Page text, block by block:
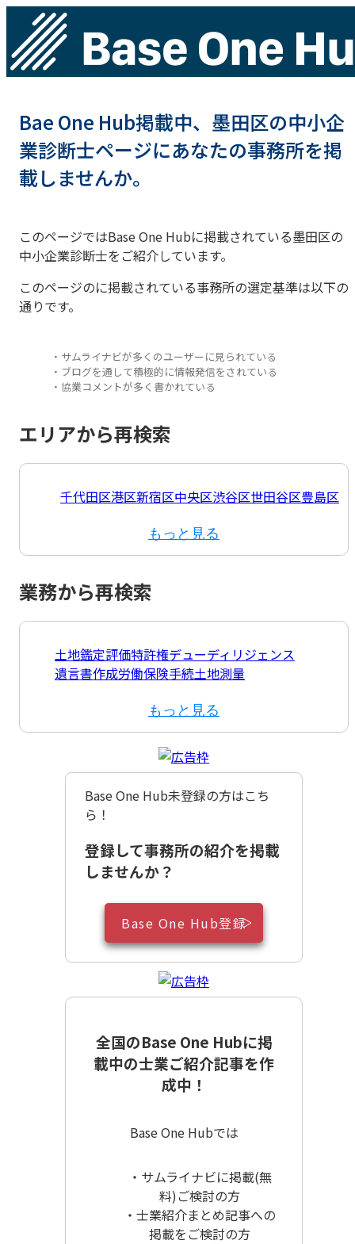
Bae One Hub掲載中、墨田区の中小企
業診断士ページにあなたの事務所を掲
載しませんか。
このページではBase One Hubに掲載されている墨田区の
中小企業診断士をご紹介しています。
このページのに掲載されている事務所の選定基準は以下の
通りです。
・サムライナビが多くのユーザーに見られている
・ブログを通して積極的に情報発信をされている
・協業コメントが多く書かれている
エリアから再検索
千代田区港区新宿区中央区渋谷区世田谷区豊島区
もっと見る
業務から再検索
土地鑑定評価特許権デューディリジェンス
遺言書作成労働保険手続土地測量
もっと見る
Base One Hub未登録の方はこち
ら！
登録して事務所の紹介を掲載
しませんか？
Base One Hub登録
全国のBase One Hubに掲
載中の士業ご紹介記事を作
成中！
Base One Hubでは
・サムライナビに掲載(無
料)ご検討の方
・士業紹介まとめ記事への
掲載をご検討の方